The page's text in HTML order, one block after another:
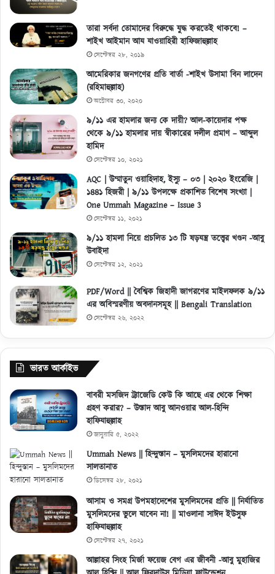
তারা সর্বদা তোমাদের বিরুদ্ধে যুদ্ধ করতেই থাকবে! –
শাইখ আইমান আয যাওয়াহিরী হাফিজাহুল্লাহ
সেপ্টেম্বর ২৮, ২০১৯
আমেরিকার জনগণের প্রতি বার্তা -শাইখ উসামা বিন লাদেন
(রহিমাহুল্লাহ)
অক্টোবর ৩০, ২০২০
৯/১১ এর হামলার জন্য কে দায়ী? আল-কায়েদার পক্ষ
থেকে ৯/১১ হামলার দায় স্বীকারের দলীল প্রমাণ – আব্দুল
হামিদ
সেপ্টেম্বর ১০, ২০২১
AQC | উম্মাতুন ওয়াহিদাহ, ইস্যু – ০৩ | ২০২০ ইংরেজি |
১৪৪১ হিজরী | ৯/১১ উপলক্ষে প্রকাশিত বিশেষ সংখ্যা |
One Ummah Magazine – Issue 3
সেপ্টেম্বর ১১, ২০২১
৯/১১ হামলা নিয়ে প্রচলিত ১৩ টি ষড়যন্ত্র তত্ত্বের খণ্ডন -আবু
উবাইদা
সেপ্টেম্বর ১২, ২০২১
PDF/Word || বৈশ্বিক জিহাদী জাগরণের মাইলফলক ৯/১১
এর অবিস্মরণীয় অবদানসমূহ || Bengali Translation
সেপ্টেম্বর ২৬, ২০২২
ভারত আর্কাইভ
বাবরী মসজিদ ট্র্যাজেডি কেউ কি আছে এর থেকে শিক্ষা
গ্রহণ করার? – উস্তাদ আবু আনওয়ার আল-হিন্দি
হাফিযাহুল্লাহ
জানুয়ারি ৫, ২০২২
Ummah News || হিন্দুস্তান – মুসলিমদের হারানো
সালতানাত
ডিসেম্বর ২৮, ২০২১
আসাম ও সমগ্র উপমহাদেশের মুসলিমদের প্রতি || নির্যাতিত
মুসলিমদের ভুলে যাবেন না! || মাওলানা সাঈদ ইউসুফ
হাফিযাহুল্লাহ
সেপ্টেম্বর ২৭, ২০২১
আল্লাহর সিংহ মির্জা ফয়েজ বেগ এর জীবনী -আবু মুহাজির